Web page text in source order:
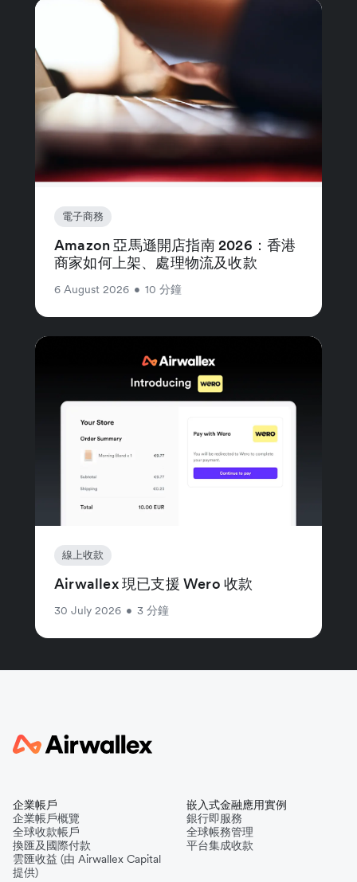
電子商務
Amazon 亞馬遜開店指南 2026：香港
商家如何上架、處理物流及收款
6 August 2026 • 10 分鐘
線上收款
Airwallex 現已支援 Wero 收款
30 July 2026 • 3 分鐘
企業帳戶
企業帳戶概覽
全球收款帳戶
換匯及國際付款
雲匯收益 (由 Airwallex Capital
提供)
嵌入式金融應用實例
銀行即服務
全球帳務管理
平台集成收款